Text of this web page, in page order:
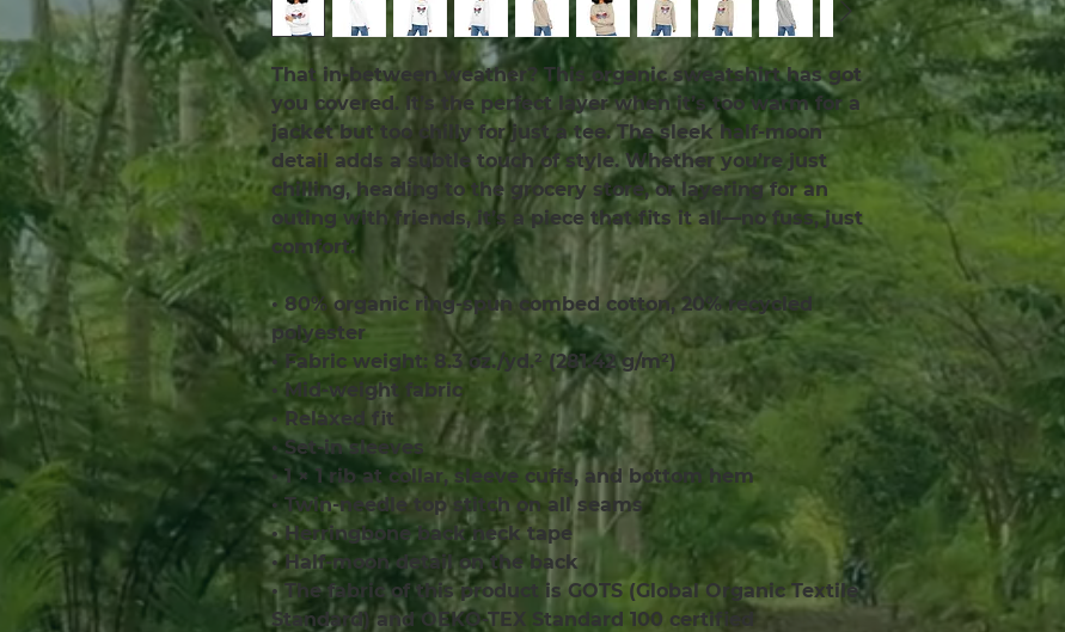
That in-between weather? This organic sweatshirt has got
you covered. It’s the perfect layer when it’s too warm for a
jacket but too chilly for just a tee. The sleek half-moon
detail adds a subtle touch of style. Whether you’re just
chilling, heading to the grocery store, or layering for an
outing with friends, it’s a piece that fits it all—no fuss, just
comfort.
• 80% organic ring-spun combed cotton, 20% recycled
polyester
• Fabric weight: 8.3 oz./yd.² (281.42 g/m²)
• Mid-weight fabric
• Relaxed fit
• Set-in sleeves
• 1 × 1 rib at collar, sleeve cuffs, and bottom hem
• Twin-needle top stitch on all seams
• Herringbone back neck tape
• Half-moon detail on the back
• The fabric of this product is GOTS (Global Organic Textile
Standard) and OEKO-TEX Standard 100 certified